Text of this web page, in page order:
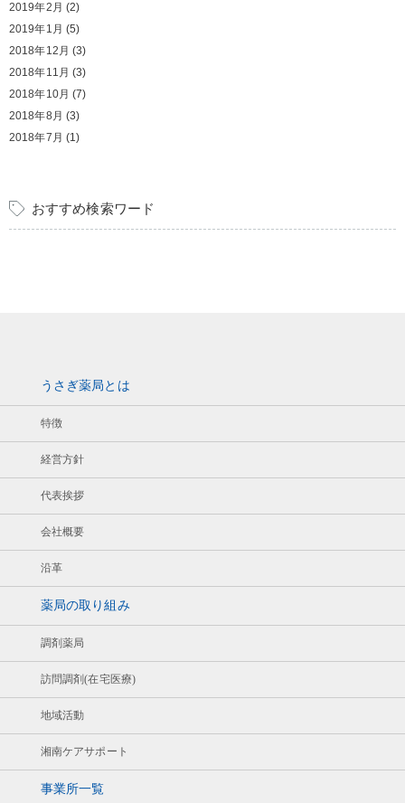
2019年2月 (2)
2019年1月 (5)
2018年12月 (3)
2018年11月 (3)
2018年10月 (7)
2018年8月 (3)
2018年7月 (1)
おすすめ検索ワード
うさぎ薬局とは
特徴
経営方針
代表挨拶
会社概要
沿革
薬局の取り組み
調剤薬局
訪問調剤(在宅医療)
地域活動
湘南ケアサポート
事業所一覧